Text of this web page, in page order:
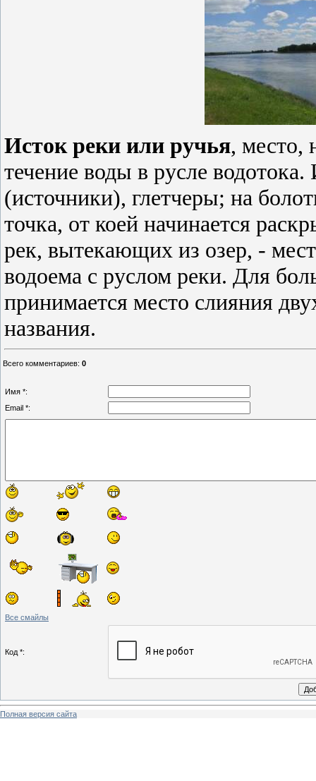
Исток реки или ручья, место,
течение воды в русле
(источники), глетчеры; на
точка, от коей начинается
рек, вытекающих из озер, -
водоема с руслом реки. Для
принимается место слияния
названия.
Всего комментариев: 0
Имя *:
Email *:
Все смайлы
Код *:
Полная версия сайта